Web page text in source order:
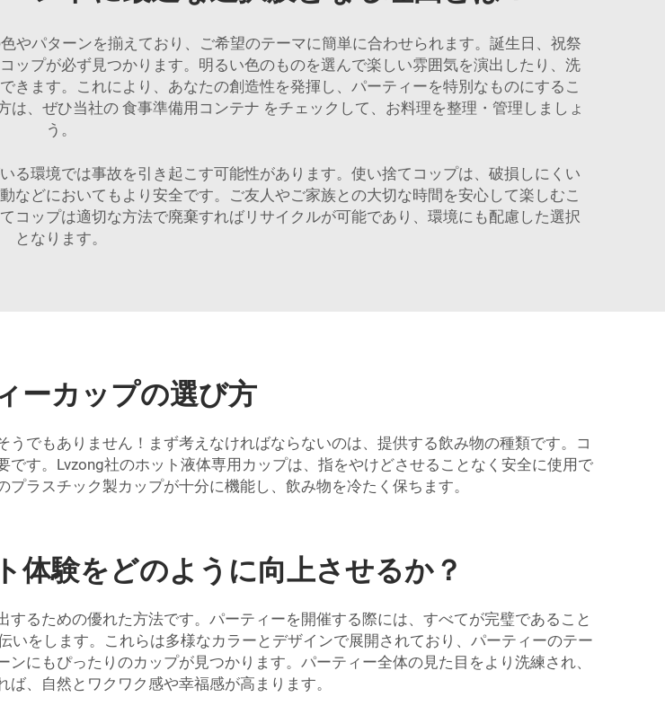
やパターンを揃えており、ご希望のテーマに簡単に合わせられます。誕生日、祝祭
ップが必ず見つかります。明るい色のものを選んで楽しい雰囲気を演出したり、洗
ます。これにより、あなたの創造性を発揮し、パーティーを特別なものにするこ
は、ぜひ当社の 食事準備用コンテナ をチェックして、お料理を整理・管理しましょ
う。
る環境では事故を引き起こす可能性があります。使い捨てコップは、破損しにくい
どにおいてもより安全です。ご友人やご家族との大切な時間を安心して楽しむこ
コップは適切な方法で廃棄すればリサイクルが可能であり、環境にも配慮した選択
となります。
ーカップの選び方
でもありません！まず考えなければならないのは、提供する飲み物の種類です。コ
す。Lvzong社のホット液体専用カップは、指をやけどさせることなく安全に使用で
ラスチック製カップが十分に機能し、飲み物を冷たく保ちます。
体験をどのように向上させるか？
るための優れた方法です。パーティーを開催する際には、すべてが完璧であること
をします。これらは多様なカラーとデザインで展開されており、パーティーのテー
にもぴったりのカップが見つかります。パーティー全体の見た目をより洗練され、
、自然とワクワク感や幸福感が高まります。